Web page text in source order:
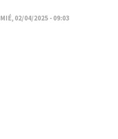
MIÉ, 02/04/2025 - 09:03